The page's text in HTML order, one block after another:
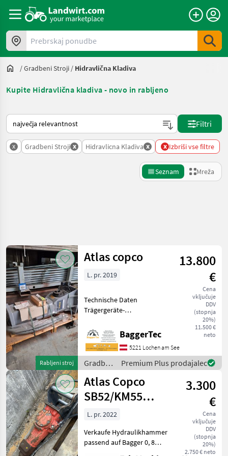
Prebrskaj ponudbe
/Gradbeni Stroji / Hidravlična Kladiva
Kupite Hidravlična kladiva - novo in rabljeno
Tako je razvrščeno na Landwirt.com
Filtri
x Gradbeni Stroji x Hidravlicna Kladiva x x Izbriši vse filtre
Seznam Mreža
Kategorija 3 Država Filtri
TRENUTNA
POT
Gradbena
tehnika
Gradbeni
Stroji
Hidravlicna
Kladiva
IZBERITE
KATEGORIJO
Sonstige
44
EDT
11
Ponastavi
Prikaži 85
rezultatov
Rabljeni stroj
Atlas copco
13.800
€
Cena
vključuje
DDV
(stopnja
20%)
11.500 €
neto
L. pr. 2019
Technische Daten
Trägergeräte-
Betriebsgewicht 625 kg
Ölstrom 80 - 110 l/min
Betriebsdruck 130 - 150 bar
Max. hydraulische Ei
BaggerTec
5221 Lochen am See
Gradbeni
stroji /
Atlas
Copco
Premium Plus prodajalec
Atlas Copco
SB52/KM55
Kubota
3.300
€
Cena
vključuje
DDV
(stopnja
20%)
2.750 € neto
L. pr. 2022
Verkaufe Hydraulikhammer
passend auf Bagger 0, 8